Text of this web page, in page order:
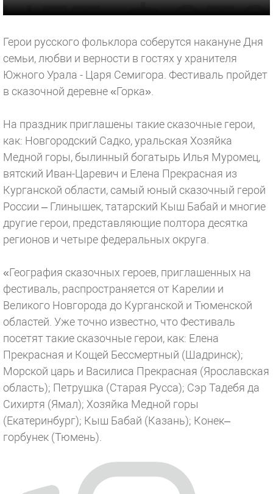
Герои русского фольклора соберутся накануне Дня
семьи, любви и верности в гостях у хранителя
Южного Урала - Царя Семигора. Фестиваль пройдет
в сказочной деревне «Горка».
На праздник приглашены такие сказочные герои,
как: Новгородский Садко, уральская Хозяйка
Медной горы, былинный богатырь Илья Муромец,
вятский Иван-Царевич и Елена Прекрасная из
Курганской области, самый юный сказочный герой
России – Глинышек, татарский Кыш Бабай и многие
другие герои, представляющие полтора десятка
регионов и четыре федеральных округа.
«География сказочных героев, приглашенных на
фестиваль, распространяется от Карелии и
Великого Новгорода до Курганской и Тюменской
областей. Уже точно известно, что Фестиваль
посетят такие сказочные герои, как: Елена
Прекрасная и Кощей Бессмертный (Шадринск);
Морской царь и Василиса Прекрасная (Ярославская
область); Петрушка (Старая Русса); Сэр Тадебя да
Сихиртя (Ямал); Хозяйка Медной горы
(Екатеринбург); Кыш Бабай (Казань); Конек–
горбунек (Тюмень).